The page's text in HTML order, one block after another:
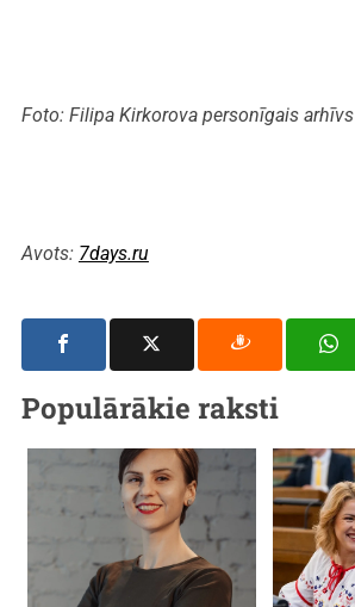
Foto: Filipa Kirkorova personīgais arhīvs
Avots: 7days.ru
Populārākie raksti